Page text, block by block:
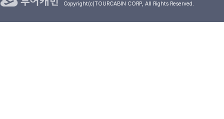
Copyright(c)TOURCABIN CORP, All Rights Reserved.